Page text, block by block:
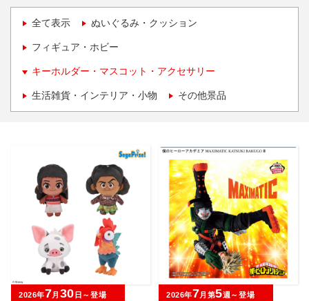
全て表示 ぬいぐるみ・クッション
フィギュア・ホビー
キーホルダー・マスコット・アクセサリー
生活雑貨・インテリア・小物 その他景品
2026年7月 30 日～登場 2026年7月第5週～登場